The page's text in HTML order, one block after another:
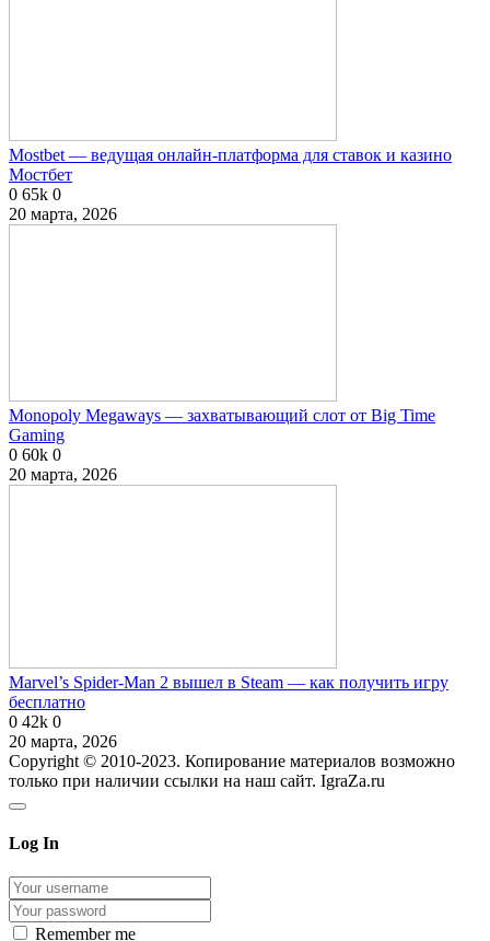
Mostbet — ведущая онлайн-платформа для ставок и казино
Мостбет
0 65k 0
20 марта, 2026
Monopoly Megaways — захватывающий слот от Big Time
Gaming
0 60k 0
20 марта, 2026
Marvel’s Spider-Man 2 вышел в Steam — как получить игру
бесплатно
0 42k 0
20 марта, 2026
Copyright © 2010-2023. Копирование материалов возможно
только при наличии ссылки на наш сайт. IgraZa.ru
Log In
Remember me